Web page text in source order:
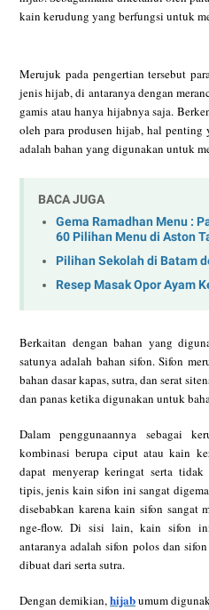
kain kerudung yang berfungsi untuk
Merujuk pada pengertian tersebut
jenis hijab, di antaranya dengan
gamis atau hanya hijabnya saja.
oleh para produsen hijab, hal penting
adalah bahan yang digunakan untuk
BACA JUGA
Gema Ramadhan Menu :
60 Pilihan Menu di Aston
Pilihan Sekolah di Batam
Resep Masak Opor Ayam
Berkaitan dengan bahan yang
satunya adalah bahan sifon. Sifon
bahan dasar kapas, sutra, dan serat
dan panas ketika digunakan untuk
Dalam penggunaannya sebagai
kombinasi berupa ciput atau kain
dapat menyerap keringat serta tidak
tipis, jenis kain sifon ini sangat
disebabkan karena kain sifon sangat
nge-flow. Di sisi lain, kain sifon
antaranya adalah sifon polos dan
dibuat dari serta sutra.
Dengan demikian,hijabumum